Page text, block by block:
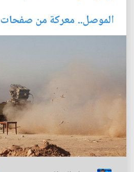
الموصل.. معركة من صفحات